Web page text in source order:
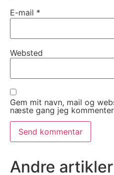
E-mail *
Websted
Gem mit navn, mail og
næste gang jeg
Andre